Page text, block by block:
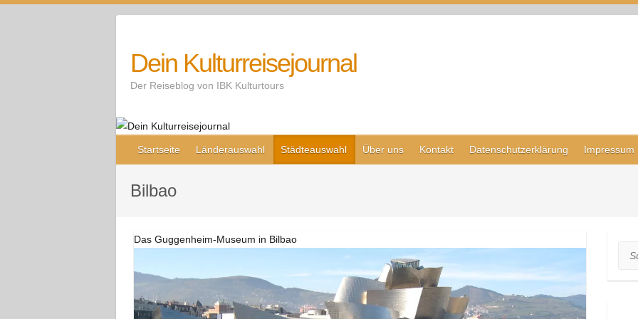
Dein Kulturreisejournal
Der Reiseblog von IBK Kulturtours
Startseite Länderauswahl Städteauswahl Über uns Kontakt Datenschutzerklärung Impressum
Bilbao
Das Guggenheim-Museum in Bilbao